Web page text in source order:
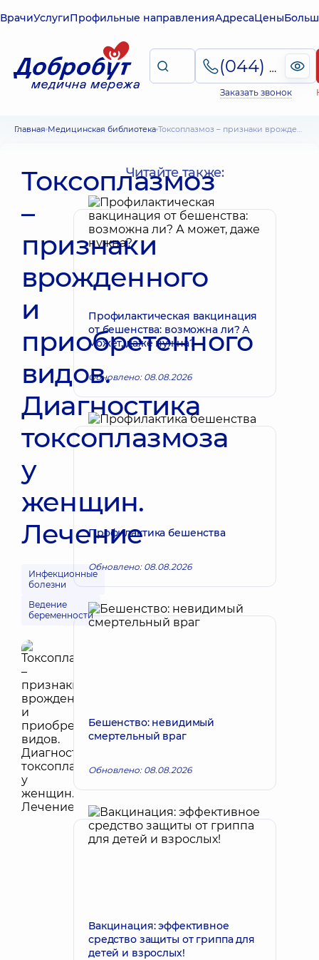
ВрачиУслугиПрофильные направленияАдресаЦены
(044) 495-2-888
Заказать звонок
Главная Медицинская библиотека Токсоплазмоз – признаки врожденного и приобретенного видов. Диагностика токсоплазмоза у женщин. Лечение
Токсоплазмоз
–
признаки
врожденного
и
приобретенного
видов.
Диагностика
токсоплазмоза
у
женщин.
Лечение
Инфекционные
болезни
Ведение
беременности
Читайте также:
Профилактическая вакцинация
от бешенства: возможна ли? А
может, даже нужна?
Обновлено: 08.08.2026
Профилактика бешенства
Обновлено: 08.08.2026
Бешенство: невидимый
смертельный враг
Обновлено: 08.08.2026
Вакцинация: эффективное
средство защиты от гриппа для
детей и взрослых!